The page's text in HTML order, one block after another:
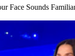
Face Sounds